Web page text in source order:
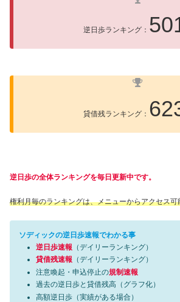
逆日歩ランキング：
貸借残ランキング：
逆日歩の全体ランキングを毎日更新中です。
権利月毎のランキングは、メニューからアクセス可
ソディックの逆日歩速報でわかる事
逆日歩速報 （デイリーランキング）
貸借残速報 （デイリーランキング）
注意喚起・申込停止の規制速報
過去の逆日歩と貸借残高（グラフ化）
高額逆日歩（実績がある場合）